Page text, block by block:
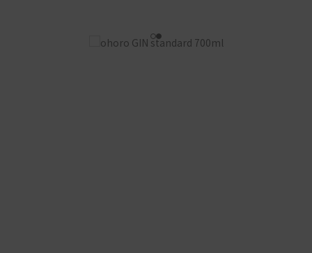
12